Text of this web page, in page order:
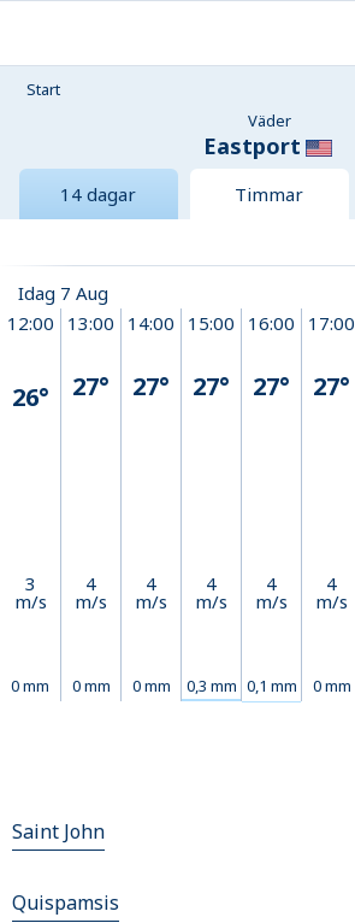
Start
Väder
Eastport
14 dagar Timmar
Idag 7 Aug
12:00
26°
3
m/s
0 mm
13:00
27°
4
m/s
0 mm
14:00
27°
4
m/s
0 mm
15:00
27°
4
m/s
0,3 mm
16:00
27°
4
m/s
0,1 mm
17:00
27°
4
m/s
0 mm
Saint John
Quispamsis